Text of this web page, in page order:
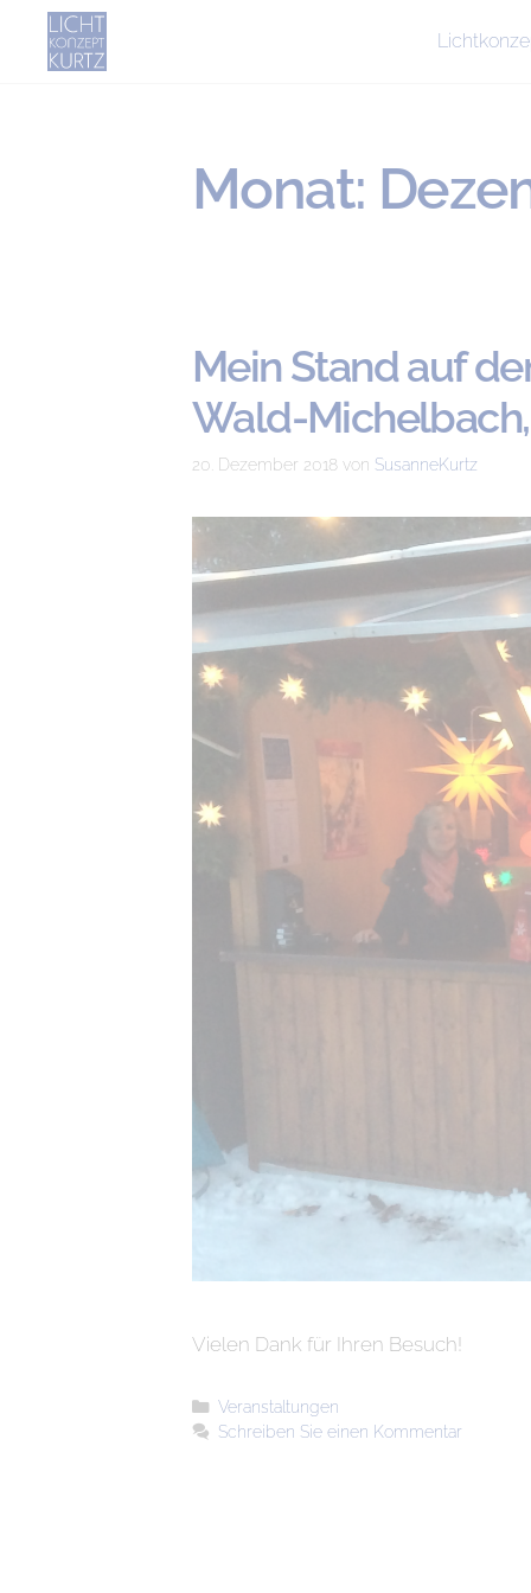
Monat:
Mein Stand auf
Wald-
20. Dezember 2018 von SusanneKurtz
Vielen Dank für Ihren Besuch!
Veranstaltungen
Schreiben Sie einen Kommentar